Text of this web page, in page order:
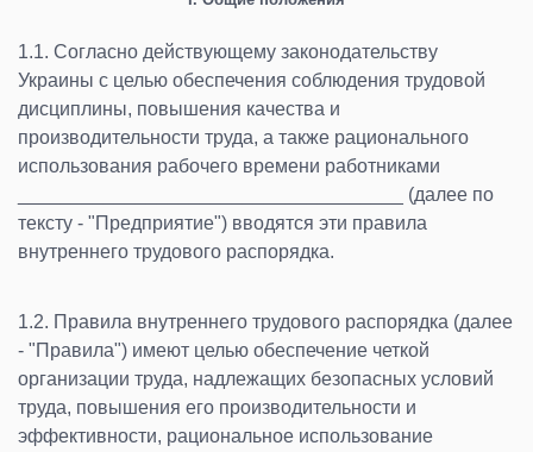
1.1. Согласно действующему законодательству
Украины с целью обеспечения соблюдения трудовой
дисциплины, повышения качества и
производительности труда, а также рационального
использования рабочего времени работниками
____________________________________ (далее по
тексту - "Предприятие") вводятся эти правила
внутреннего трудового распорядка.
1.2. Правила внутреннего трудового распорядка (далее
- "Правила") имеют целью обеспечение четкой
организации труда, надлежащих безопасных условий
труда, повышения его производительности и
эффективности, рациональное использование